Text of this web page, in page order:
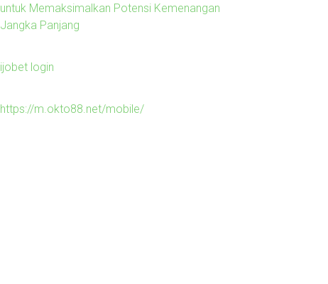
untuk Memaksimalkan Potensi Kemenangan
Jangka Panjang
ijobet login
https://m.okto88.net/mobile/